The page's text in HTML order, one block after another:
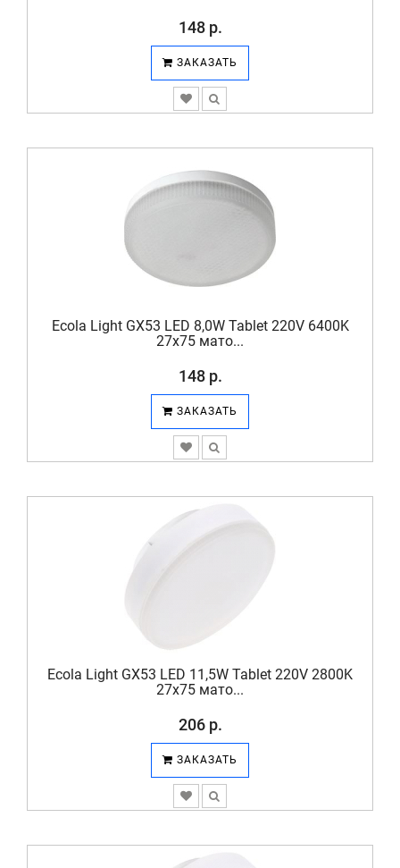
148 р.
ЗАКАЗАТЬ
Ecola Light GX53 LED 8,0W Tablet 220V 6400K
27x75 мато...
148 р.
ЗАКАЗАТЬ
Ecola Light GX53 LED 11,5W Tablet 220V 2800K
27x75 мато...
206 р.
ЗАКАЗАТЬ